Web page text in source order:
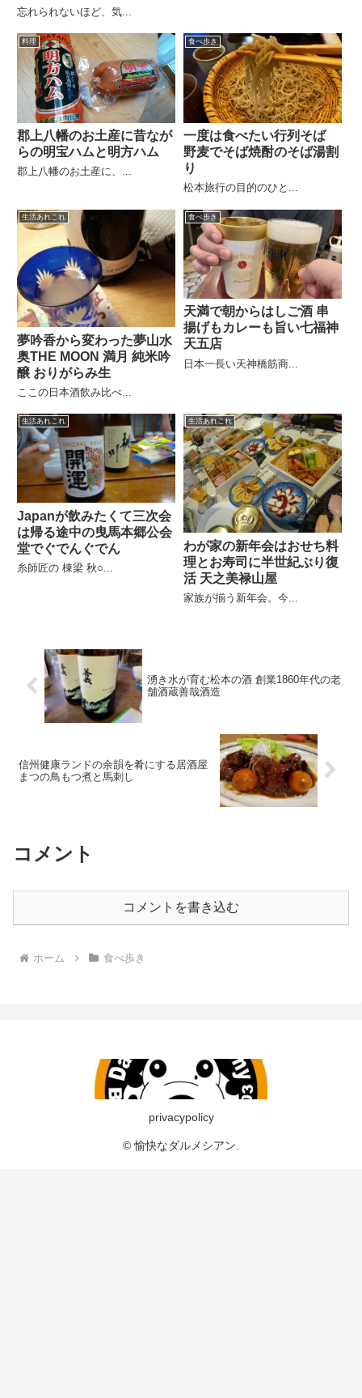
忘れられないほど、気...
料理
郡上八幡のお土産に昔なが
らの明宝ハムと明方ハム
郡上八幡のお土産に、...
食べ歩き
一度は食べたい行列そば
野麦でそば焼酎のそば湯割
り
松本旅行の目的のひと...
生活あれこれ
夢吟香から変わった夢山水
奥THE MOON 満月 純米吟
醸 おりがらみ生
ここの日本酒飲み比べ...
食べ歩き
天満で朝からはしご酒 串
揚げもカレーも旨い七福神
天五店
日本一長い天神橋筋商...
生活あれこれ
Japanが飲みたくて三次会
は帰る途中の曳馬本郷公会
堂でぐでんぐでん
糸師匠の 棟梁 秋○...
生活あれこれ
わが家の新年会はおせち料
理とお寿司に半世紀ぶり復
活 天之美禄山屋
家族が揃う新年会。今...
湧き水が育む松本の酒 創業1860年代の老
舗酒蔵善哉酒造
信州健康ランドの余韻を肴にする居酒屋
まつの鳥もつ煮と馬刺し
コメント
コメントを書き込む
ホーム 食べ歩き
privacypolicy
© 愉快なダルメシアン.